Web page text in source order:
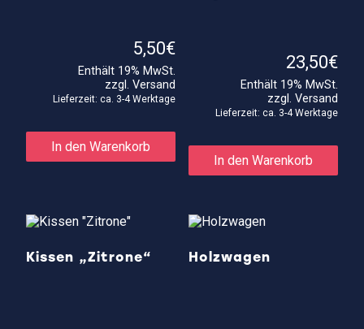
5,50€
Enthält 19% MwSt.
zzgl.Versand
Lieferzeit: ca. 3-4 Werktage
In den Warenkorb
23,50€
Enthält 19% MwSt.
zzgl. Versand
Lieferzeit: ca. 3-4 Werktage
In den Warenkorb
Kissen „Zitrone“ Holzwagen